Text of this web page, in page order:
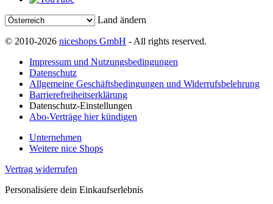
Land ändern
© 2010-2026 niceshops GmbH - All rights reserved.
Impressum und Nutzungsbedingungen
Datenschutz
Allgemeine Geschäftsbedingungen und Widerrufsbelehrung
Barrierefreiheitserklärung
Datenschutz-Einstellungen
Abo-Verträge hier kündigen
Unternehmen
Weitere nice Shops
Vertrag widerrufen
Personalisiere dein Einkaufserlebnis